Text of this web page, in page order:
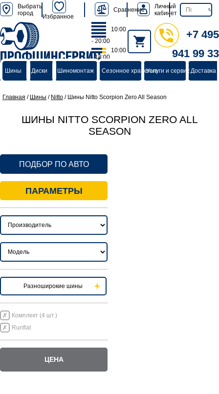
Выбрать
город
Избранное
Сравнение
Личный
кабинет
ПРОФШИНСЕРВИС
группа компаний
10:00
- 20:00
10:00
- 18:00
+7 495
941 99 33
Шины Диски Шиномонтаж Сезонное хранениеУслуги и сервисДоставка
Главная / Шины / Nitto / Шины Nitto Scorpion Zero All Season
ШИНЫ NITTO SCORPION ZERO ALL
SEASON
ПОДБОР ПО АВТО
ПАРАМЕТРЫ
Разноширокие шины
Комплект (4 шт.)
Runflat
ЦЕНА